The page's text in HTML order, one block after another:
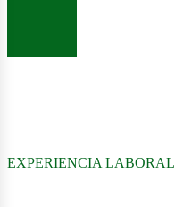
EXPERIENCIA LABORAL